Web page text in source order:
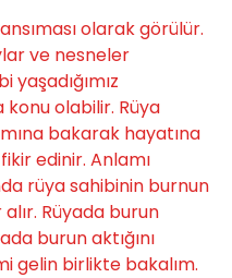
olarak görülür.
ve nesneler
yaşadığımız
konu olabilir. Rüya
bakarak hayatına
edinir. Anlamı
rüya sahibinin burnun
Rüyada burun
burun aktığını
gelin birlikte bakalım.